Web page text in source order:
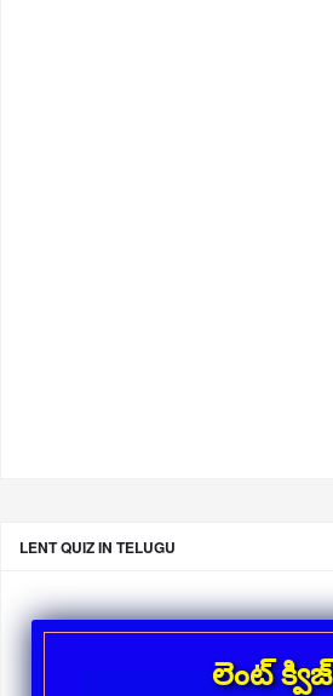
LENT QUIZ IN TELUGU
లెంట్ క్విజ్